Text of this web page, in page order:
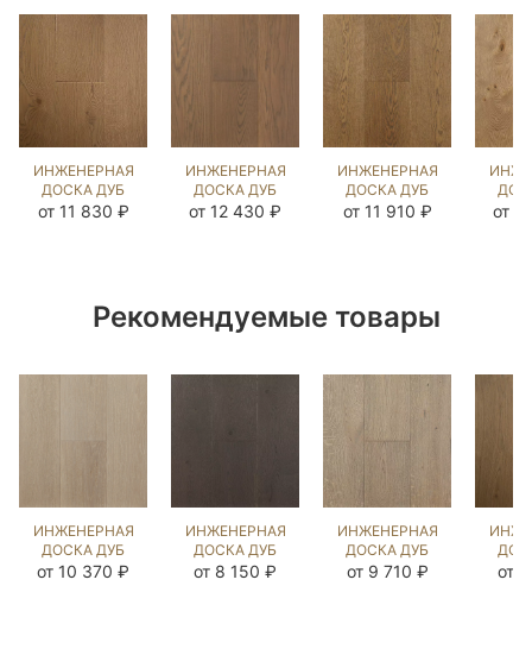
ИНЖЕНЕРНАЯ
ДОСКА ДУБ
БЕРТ
от 11 830 ₽
ИНЖЕНЕРНАЯ
ДОСКА ДУБ
ФЛЭТ УАЙТ
от 12 430 ₽
ИНЖЕНЕРНАЯ
ДОСКА ДУБ
СТРЕЙВУД
от 11 910 ₽ от
Рекомендуемые товары
ИНЖЕНЕРНАЯ
ДОСКА ДУБ
МИЛТА OIL
от 10 370 ₽
ИНЖЕНЕРНАЯ
ДОСКА ДУБ
ГРАНД
от 8 150 ₽
ИНЖЕНЕРНАЯ
ДОСКА ДУБ
ЧЕСТ
от 9 710 ₽ от